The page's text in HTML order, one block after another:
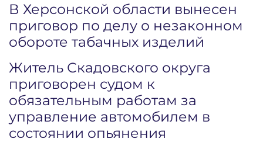
В Херсонской области вынесен
приговор по делу о незаконном
обороте табачных изделий
Житель Скадовского округа
приговорен судом к
обязательным работам за
управление автомобилем в
состоянии опьянения